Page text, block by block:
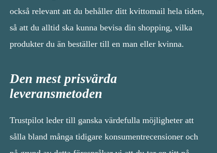
också relevant att du behåller ditt kvittomail hela tiden,
så att du alltid ska kunna bevisa din shopping, vilka
produkter du än beställer till en man eller kvinna.
Den mest prisvärda
leveransmetoden
Trustpilot leder till ganska värdefulla möjligheter att
sålla bland många tidigare konsumentrecensioner och